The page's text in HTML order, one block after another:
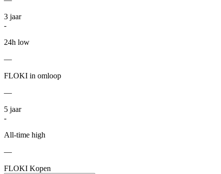
3 jaar
-
24h low
—
FLOKI in omloop
—
5 jaar
-
All-time high
—
FLOKI Kopen